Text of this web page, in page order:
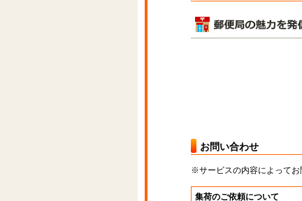
お問い合わせ
※サービスの内容によってお
集荷のご依頼について